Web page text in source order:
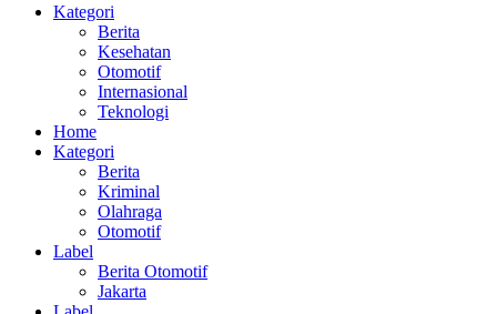
Kategori
Berita
Kesehatan
Otomotif
Internasional
Teknologi
Home
Kategori
Berita
Kriminal
Olahraga
Otomotif
Label
Berita Otomotif
Jakarta